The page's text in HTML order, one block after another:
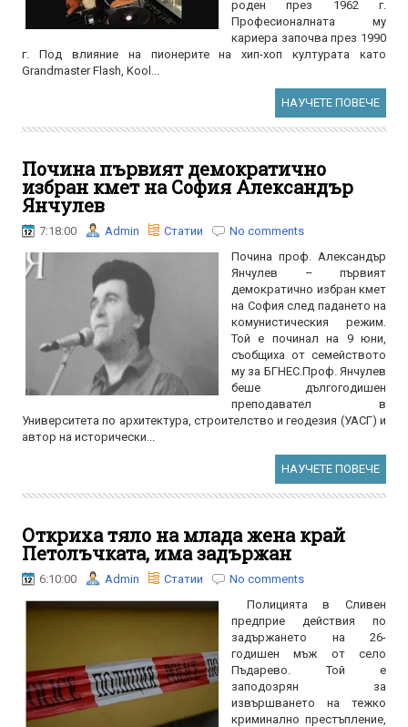
роден през 1962 г.
Професионалната му
кариера започва през 1990
г. Под влияние на пионерите на хип-хоп културата като
Grandmaster Flash, Kool...
НАУЧЕТЕ ПОВЕЧЕ
Почина първият демократично
избран кмет на София Александър
Янчулев
7:18:00 Admin Статии
No comments
Почина проф. Александър
Янчулев – първият
демократично избран кмет
на София след падането на
комунистическия режим.
Той е починал на 9 юни,
съобщиха от семейството
му за БГНЕС.Проф. Янчулев
беше дългогодишен
преподавател в
Университета по архитектура, строителство и геодезия (УАСГ) и
автор на исторически...
НАУЧЕТЕ ПОВЕЧЕ
Откриха тяло на млада жена край
Петолъчката, има задържан
6:10:00 Admin Статии
No comments
Полицията в Сливен
предприе действия по
задържането на 26-
годишен мъж от село
Пъдарево. Той е
заподозрян за
извършването на тежко
криминално престъпление,